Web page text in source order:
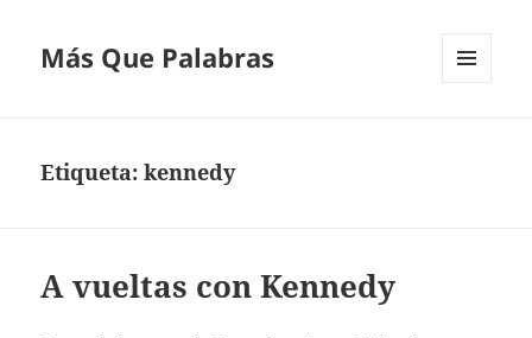
Más Que Palabras
Etiqueta:kennedy
A vueltas con Kennedy